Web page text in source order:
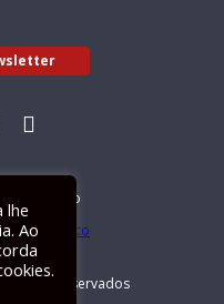
Electrónico
direitos reservados
lhe
Ao